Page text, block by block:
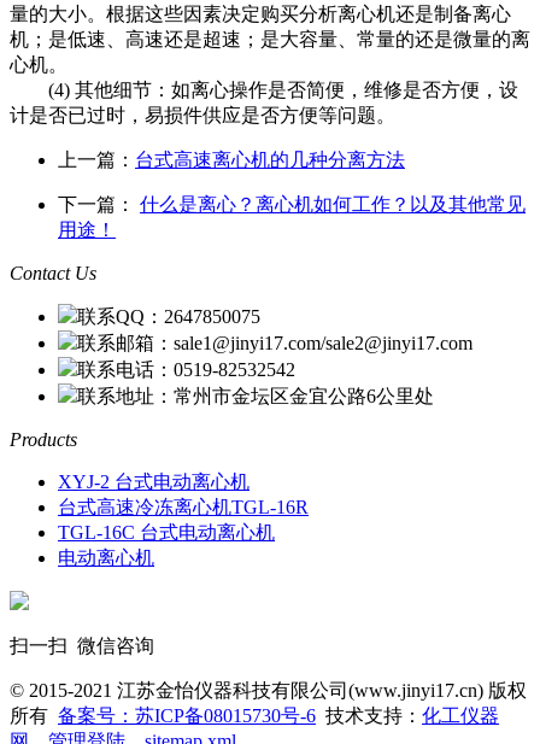
量的大小。根据这些因素决定购买分析离心机还是制备离心
机；是低速、高速还是超速；是大容量、常量的还是微量的离
心机。
(4) 其他细节：如离心操作是否简便，维修是否方便，设
计是否已过时，易损件供应是否方便等问题。
上一篇： 台式高速离心机的几种分离方法
下一篇： 什么是离心？离心机如何工作？以及其他常见
用途！
Contact Us
联系QQ：2647850075
联系邮箱：sale1@jinyi17.com/sale2@jinyi17.com
联系电话：0519-82532542
联系地址：常州市金坛区金宜公路6公里处
Products
XYJ-2 台式电动离心机
台式高速冷冻离心机TGL-16R
TGL-16C 台式电动离心机
电动离心机
扫一扫 微信咨询
© 2015-2021 江苏金怡仪器科技有限公司(www.jinyi17.cn) 版权
所有 备案号：苏ICP备08015730号-6 技术支持： 化工仪器